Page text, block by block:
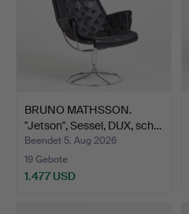
BRUNO MATHSSON.
"Jetson", Sessel, DUX, sch…
Beendet 5. Aug 2026
19 Gebote
1.477 USD